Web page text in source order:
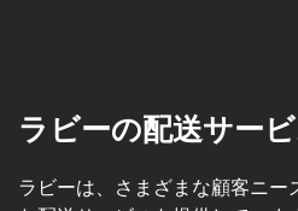
ラビーの配送サー
ラビーは、さまざまな顧客ニー